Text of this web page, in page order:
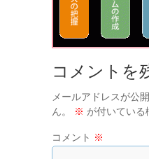
コメントを
メールアドレスが公
ん。
※ が付いてい
コメント ※